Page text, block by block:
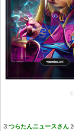
3:つらたんニュースさん